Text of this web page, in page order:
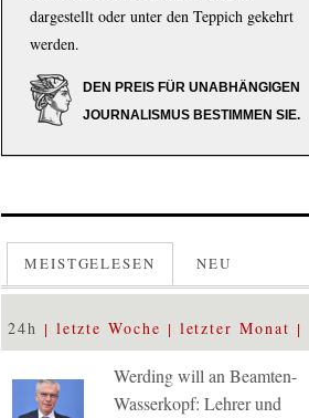
dargestellt oder unter den Teppich gekehrt
werden.
DEN PREIS FÜR UNABHÄNGIGEN
JOURNALISMUS BESTIMMEN SIE.
MEISTGELESEN NEU
24h letzte Woche letzter Monat
Werding will an Beamten-
Wasserkopf: Lehrer und